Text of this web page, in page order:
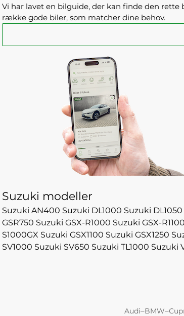
Vi har lavet en bilguide, der kan finde den
række gode biler, som matcher dine behov.
Suzuki modeller
Suzuki AN400 Suzuki DL1000 Suzuki DL1050
GSR750 Suzuki GSX-R1000 Suzuki GSX-R1100
S1000GX Suzuki GSX1100 Suzuki GSX1250
SV1000 Suzuki SV650 Suzuki TL1000 Suzuki
Audi–BMW–